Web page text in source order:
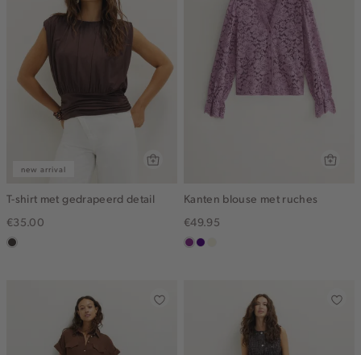
new arrival
T-shirt met gedrapeerd detail
€35.00
choco
Kanten blouse met ruches
€49.95
middenpaars
indigo